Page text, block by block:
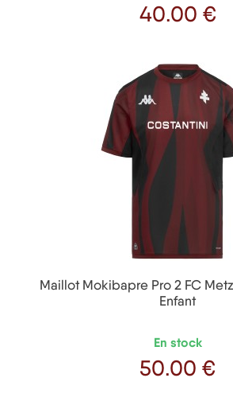
Prix
40.00 €
Maillot Mokibapre Pro 2 FC
Enfant
En stock
Prix
50.00 €